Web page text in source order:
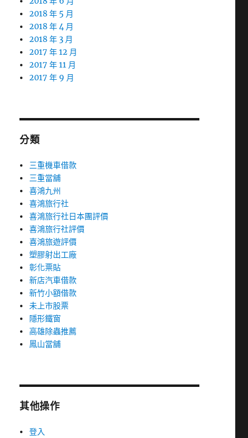
2018 年 5 月
2018 年 4 月
2018 年 3 月
2017 年 12 月
2017 年 11 月
2017 年 9 月
分類
三重機車借款
三重當舖
喜鴻九州
喜鴻旅行社
喜鴻旅行社日本團評價
喜鴻旅行社評價
喜鴻旅遊評價
塑膠射出工廠
彰化票貼
新店汽車借款
新竹小額借款
未上市股票
隱形鐵窗
高雄除蟲推薦
鳳山當舖
其他操作
登入